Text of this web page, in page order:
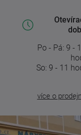
Po - Pá: 9 -
So: 9 - 11
více o